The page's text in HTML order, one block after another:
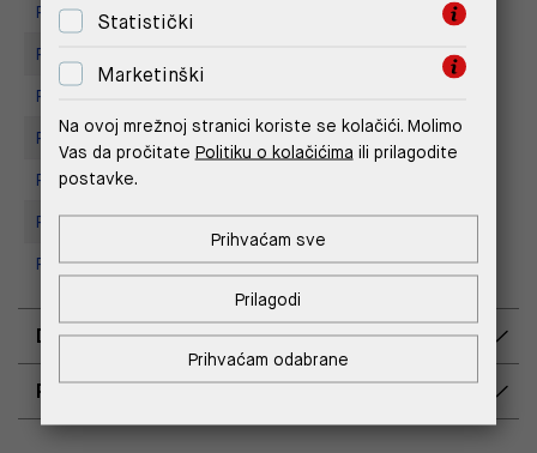
Replay Outlet Store, Split
Replay store, Arena centar
Replay Store, City Center One
Replay Store, Joker Centar
Replay Store, Mall of Split
Replay store, Tower Centar
Replay Store, Supernova Zadar
DOSTAVA
POVRAT I ZAMJENA
Statistički
Marketinški
Na ovoj mrežnoj stranici koriste se kolačići. Molimo
Vas da pročitate Politiku o kolačićima ili prilagodite
postavke.
Prihvaćam odabrane
Prilagodi
Prihvaćam sve